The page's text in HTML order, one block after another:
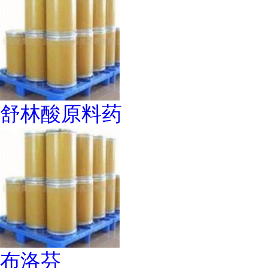
舒林酸原料药
布洛芬